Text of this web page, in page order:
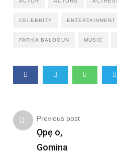
CELEBRITY ENTERTAINMENT
FATHIA BALOGUN MUSIC
Previous post
Ọpẹ o,
Gomina